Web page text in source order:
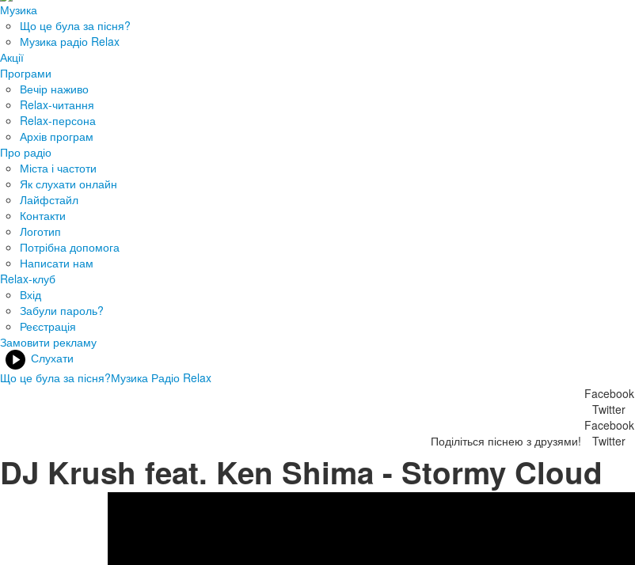
Музика
Що це була за пісня?
Музика радіо Relax
Акції
Програми
Вечір наживо
Relax-читання
Relax-персона
Архів програм
Про радіо
Міста і частоти
Як слухати онлайн
Лайфстайл
Контакти
Логотип
Потрібна допомога
Написати нам
Relax-клуб
Вхід
Забули пароль?
Реєстрація
Замовити рекламу
Слухати
Що це була за пісня?Музика Радіо Relax
Поділіться піснею з друзями!
Facebook
Twitter
Facebook
Twitter
DJ Krush feat. Ken Shima - Stormy Cloud